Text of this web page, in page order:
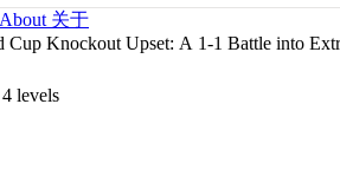
About 关于
Cup Knockout Upset: A 1-1 Battle into
levels